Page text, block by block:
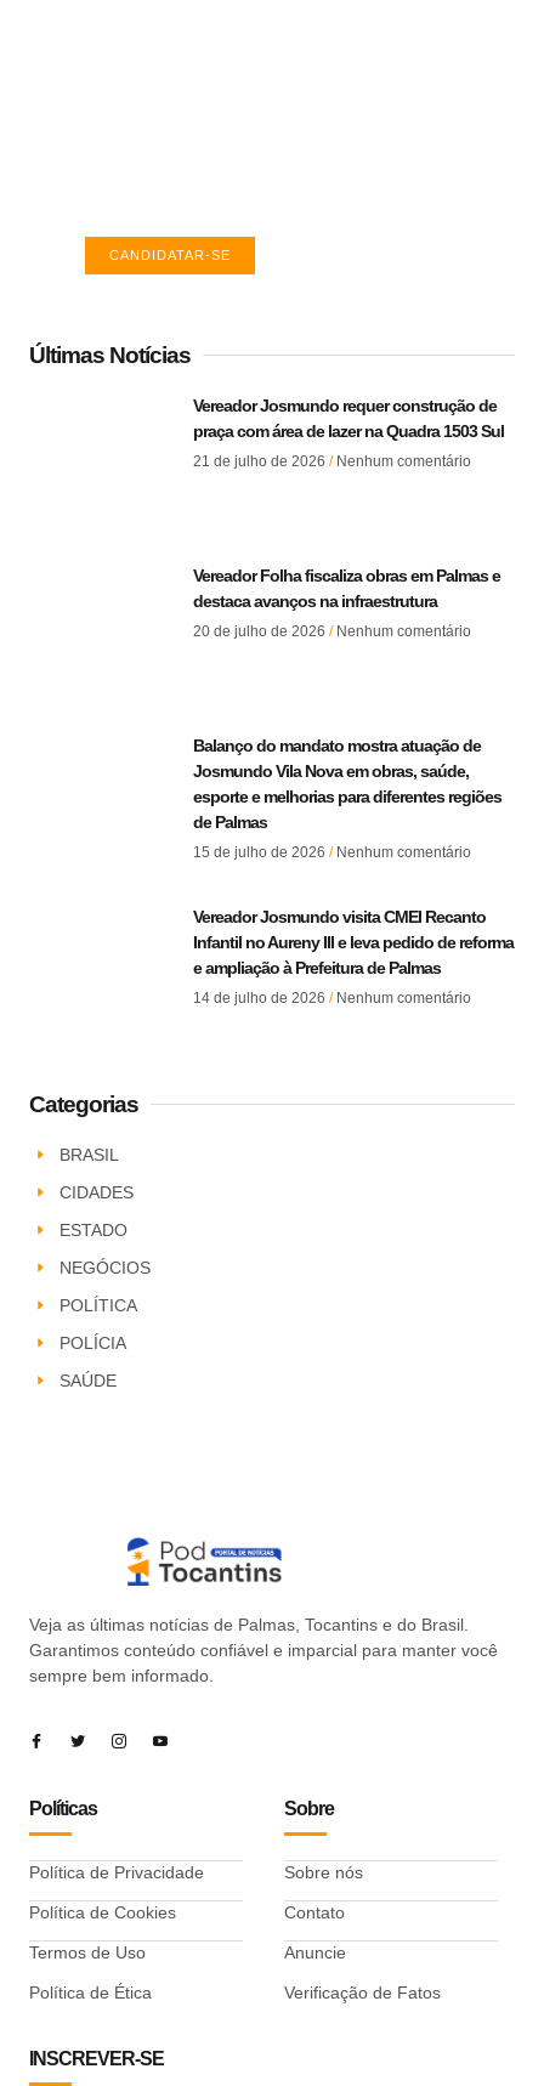
CANDIDATAR-SE
Últimas Notícias
Vereador Josmundo requer construção de
praça com área de lazer na Quadra 1503 Sul
21 de julho de 2026 Nenhum comentário
Vereador Folha fiscaliza obras em Palmas e
destaca avanços na infraestrutura
20 de julho de 2026 Nenhum comentário
Balanço do mandato mostra atuação de
Josmundo Vila Nova em obras, saúde,
esporte e melhorias para diferentes regiões
de Palmas
15 de julho de 2026 Nenhum comentário
Vereador Josmundo visita CMEI Recanto
Infantil no Aureny III e leva pedido de reforma
e ampliação à Prefeitura de Palmas
14 de julho de 2026 Nenhum comentário
Categorias
BRASIL
CIDADES
ESTADO
NEGÓCIOS
POLÍTICA
POLÍCIA
SAÚDE
Veja as últimas notícias de Palmas, Tocantins e do Brasil.
Garantimos conteúdo confiável e imparcial para manter você
sempre bem informado.
Políticas
Política de Privacidade
Política de Cookies
Termos de Uso
Política de Ética
Sobre
Sobre nós
Contato
Anuncie
Verificação de Fatos
INSCREVER-SE